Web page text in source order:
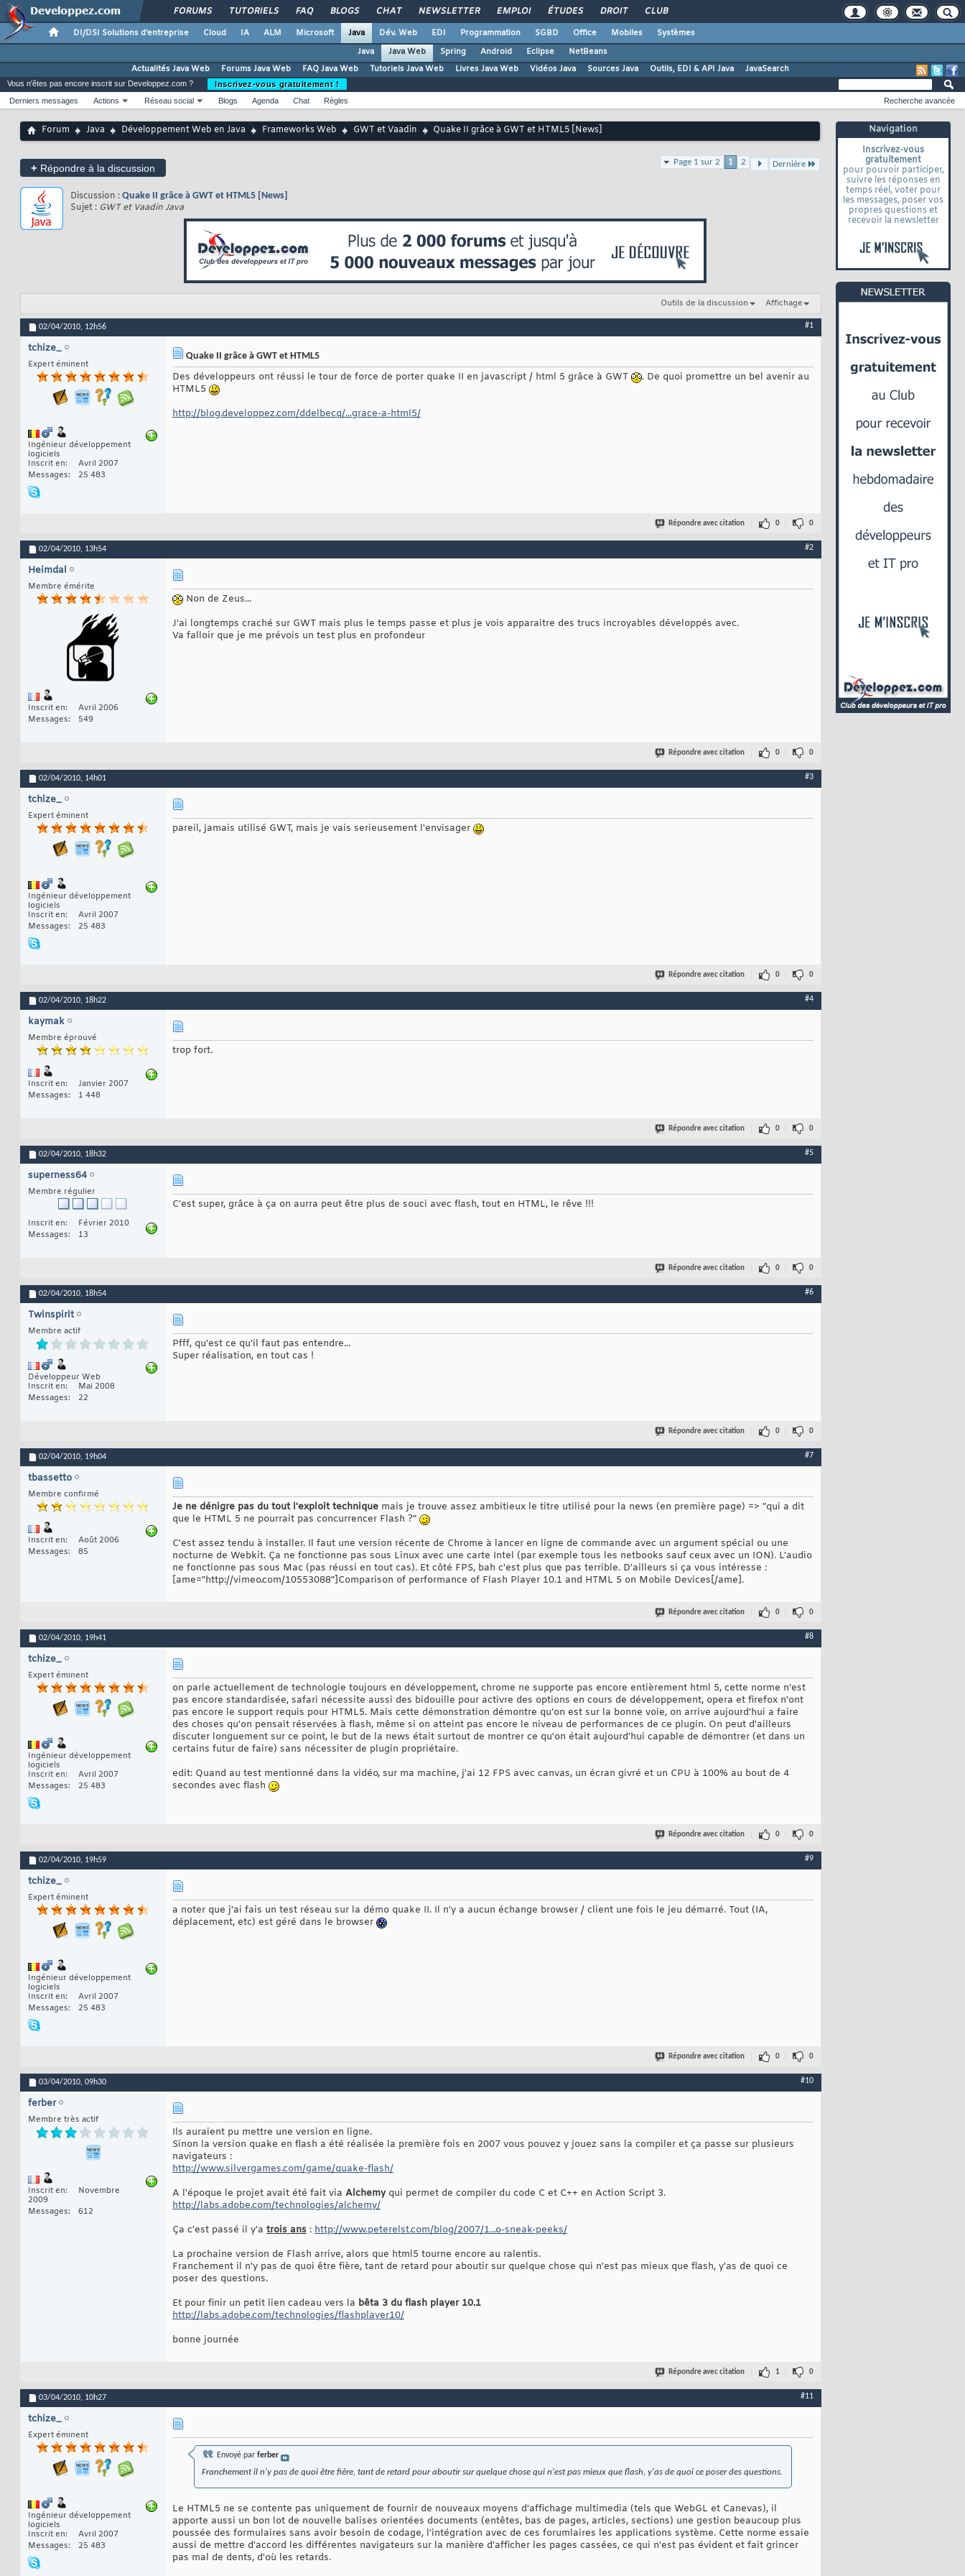
FORUMS TUTORIELS FAQ BLOGS CHAT NEWSLETTER EMPLOI ÉTUDES DROIT CLUB
DI/DSI Solutions d'entreprise Cloud IA ALM Microsoft Java Dév. Web EDI Programmation SGBD Office Mobiles
Systèmes
Java
Java Web Spring Android Eclipse
NetBeans
Actualités Java Web
Forums Java Web FAQ Java Web Tutoriels Java Web Livres Java Web Vidéos Java Sources Java Outils, EDI & API Java JavaSearch
Navigation
Inscrivez-vous
gratuitement
pour pouvoir participer,
suivre les réponses en
temps réel, voter pour
les messages, poser vos
propres questions et
recevoir la newsletter
Vous n'êtes pas encore inscrit sur Developpez.com ?
Inscrivez-vous gratuitement !
Derniers messages
Actions Réseau social Blogs Agenda Chat Règles Recherche avancée
Forum Java Développement Web en Java Frameworks Web GWT et Vaadin Quake II grâce à GWT et HTML5 [News]
+ Répondre à la discussion
Page 1 sur 2 1 2 Dernière
Discussion : Quake II grâce à GWT et HTML5 [News]
Sujet : GWT et Vaadin Java
Outils de la discussion Affichage
02/04/2010, 12h56 #1
tchize_
Expert éminent
Ingénieur développement
logiciels
Inscrit en
Avril 2007
Messages
25 483
Quake II grâce à GWT et HTML5
Des développeurs ont réussi le tour de force de porter quake II en javascript / html 5 grâce à GWT
. De quoi promettre un bel avenir au
HTML5
http://blog.developpez.com/ddelbecq/...grace-a-html5/
Répondre avec citation 0 0
02/04/2010, 13h54 #2
Heimdal
Membre émérite
Inscrit en
Avril 2006
Messages
549
Non de Zeus...
J'ai longtemps craché sur GWT mais plus le temps passe et plus je vois apparaitre des trucs incroyables développés avec.
Va falloir que je me prévois un test plus en profondeur
Répondre avec citation 0 0
02/04/2010, 14h01 #3
tchize_
Expert éminent
Ingénieur développement
logiciels
Inscrit en
Avril 2007
Messages
25 483
pareil, jamais utilisé GWT, mais je vais serieusement l'envisager
Répondre avec citation 0 0
02/04/2010, 18h22 #4
kaymak
Membre éprouvé
Inscrit en
Janvier 2007
Messages
1 448
trop fort.
Répondre avec citation 0 0
02/04/2010, 18h32 #5
superness64
Membre régulier
Inscrit en
Février 2010
Messages
13
C'est super, grâce à ça on aurra peut être plus de souci avec flash, tout en HTML, le rêve !!!
Répondre avec citation 0 0
02/04/2010, 18h54 #6
Twinspirit
Membre actif
Développeur Web
Inscrit en
Mai 2008
Messages
22
Pfff, qu'est ce qu'il faut pas entendre...
Super réalisation, en tout cas !
Répondre avec citation 0 0
02/04/2010, 19h04 #7
tbassetto
Membre confirmé
Inscrit en
Août 2006
Messages
85
Je ne dénigre pas du tout l'exploit technique mais je trouve assez ambitieux le titre utilisé pour la news (en première page) => "qui a dit
que le HTML 5 ne pourrait pas concurrencer Flash ?"
C'est assez tendu à installer. Il faut une version récente de Chrome à lancer en ligne de commande avec un argument spécial ou une
nocturne de Webkit. Ça ne fonctionne pas sous Linux avec une carte Intel (par exemple tous les netbooks sauf ceux avec un ION). L'audio
ne fonctionne pas sous Mac (pas réussi en tout cas). Et côté FPS, bah c'est plus que pas terrible. D'ailleurs si ça vous intéresse :
[ame="http://vimeo.com/10553088"]Comparison of performance of Flash Player 10.1 and HTML 5 on Mobile Devices[/ame].
Répondre avec citation 0 0
02/04/2010, 19h41 #8
tchize_
Expert éminent
Ingénieur développement
logiciels
Inscrit en
Avril 2007
Messages
25 483
on parle actuellement de technologie toujours en développement, chrome ne supporte pas encore entièrement html 5, cette norme n'est
pas encore standardisée, safari nécessite aussi des bidouille pour activre des options en cours de développement, opera et firefox n'ont
pas encore le support requis pour HTML5. Mais cette démonstration démontre qu'on est sur la bonne voie, on arrive aujourd'hui a faire
des choses qu'on pensait réservées à flash, même si on atteint pas encore le niveau de performances de ce plugin. On peut d'ailleurs
discuter longuement sur ce point, le but de la news était surtout de montrer ce qu'on était aujourd'hui capable de démontrer (et dans un
certains futur de faire) sans nécessiter de plugin propriétaire.
edit: Quand au test mentionné dans la vidéo, sur ma machine, j'ai 12 FPS avec canvas, un écran givré et un CPU à 100% au bout de 4
secondes avec flash
Répondre avec citation 0 0
02/04/2010, 19h59 #9
tchize_
Expert éminent
Ingénieur développement
logiciels
Inscrit en
Avril 2007
Messages
25 483
a noter que j'ai fais un test réseau sur la démo quake II. Il n'y a aucun échange browser / client une fois le jeu démarré. Tout (IA,
déplacement, etc) est géré dans le browser
Répondre avec citation 0 0
03/04/2010, 09h30 #10
ferber
Membre très actif
Inscrit en
Novembre
2009
Messages
612
Ils auraient pu mettre une version en ligne.
Sinon la version quake en flash a été réalisée la première fois en 2007 vous pouvez y jouez sans la compiler et ça passe sur plusieurs
navigateurs :
http://www.silvergames.com/game/quake-flash/
A l'époque le projet avait été fait via Alchemy qui permet de compiler du code C et C++ en Action Script 3.
http://labs.adobe.com/technologies/alchemy/
Ça c'est passé il y'a trois ans : http://www.peterelst.com/blog/2007/1...o-sneak-peeks/
La prochaine version de Flash arrive, alors que html5 tourne encore au ralentis.
Franchement il n'y pas de quoi être fière, tant de retard pour aboutir sur quelque chose qui n'est pas mieux que flash, y'as de quoi ce
poser des questions.
Et pour finir un petit lien cadeau vers la bêta 3 du flash player 10.1
http://labs.adobe.com/technologies/flashplayer10/
bonne journée
Répondre avec citation 1 0
03/04/2010, 10h27 #11
tchize_
Expert éminent
Ingénieur développement
logiciels
Inscrit en
Avril 2007
Messages
25 483
Envoyé par ferber
Franchement il n'y pas de quoi être fière, tant de retard pour aboutir sur quelque chose qui n'est pas mieux que flash, y'as de quoi ce poser des questions.
Le HTML5 ne se contente pas uniquement de fournir de nouveaux moyens d'affichage multimedia (tels que WebGL et Canevas), il
apporte aussi un bon lot de nouvelle balises orientées documents (entêtes, bas de pages, articles, sections) une gestion beaucoup plus
poussée des formulaires sans avoir besoin de codage, l'intégration avec de ces forumlaires les applications système. Cette norme essaie
aussi de mettre d'accord les différentes navigateurs sur la manière d'afficher les pages cassées, ce qui n'est pas évident et fait grincer
pas mal de dents, d'où les retards.